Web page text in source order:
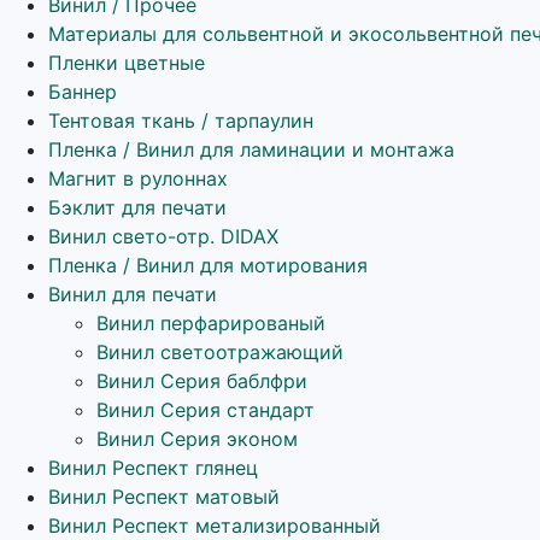
Материалы для сольвентной и экосольвентной
Пленки цветные
Баннер
Тентовая ткань / тарпаулин
Пленка / Винил для ламинации и монтажа
Магнит в рулоннах
Бэклит для печати
Винил свето-отр. DIDAX
Пленка / Винил для мотирования
Винил для печати
Винил перфарированый
Винил светоотражающий
Винил Серия баблфри
Винил Серия стандарт
Винил Серия эконом
Винил Респект глянец
Винил Респект матовый
Винил Респект метализированный